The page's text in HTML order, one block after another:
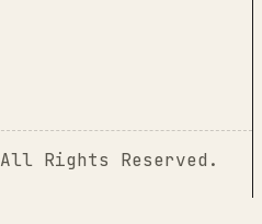
All Rights Reserved.